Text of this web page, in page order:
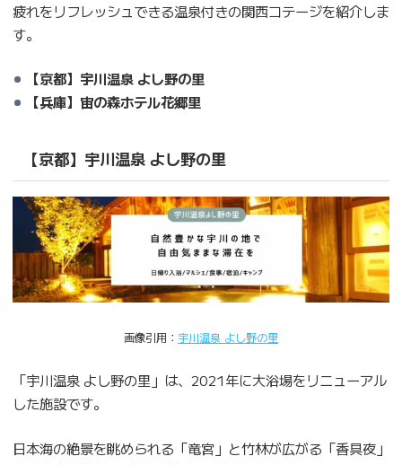
疲れをリフレッシュできる温泉付きの関西コテージを紹介しま
す。
【京都】宇川温泉 よし野の里
【兵庫】宙の森ホテル花郷里
【京都】宇川温泉 よし野の里
画像引用： 宇川温泉 よし野の里
「宇川温泉 よし野の里」は、2021年に大浴場をリニューアル
した施設です。
日本海の絶景を眺められる「竜宮」と竹林が広がる「香具夜」